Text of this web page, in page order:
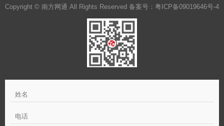
Copyright © 南方网通 All Rights Reserved 备案号： 粤ICP备09019646号-4